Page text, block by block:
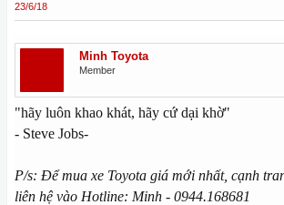
23/6/18
Minh Toyota
Member
"hãy luôn khao khát, hãy cứ dại khờ"
- Steve Jobs-
P/s: Để mua xe Toyota giá mới nhất, cạnh
liên hệ vào Hotline: Minh - 0944.168681